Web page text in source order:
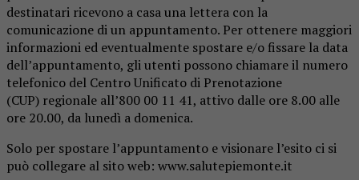
destinatari ricevono a casa una lettera con la
comunicazione di un appuntamento. Per ottenere maggiori
informazioni ed eventualmente spostare e/o fissare la data
dell’appuntamento, gli utenti possono chiamare il numero
telefonico del Centro Unificato di Prenotazione
(CUP) regionale all’800 00 11 41, attivo dalle ore 8.00 alle
ore 20.00, da lunedì a domenica.
Solo per spostare l’appuntamento e visionare l’esito ci si
può collegare al sito web: www.salutepiemonte.it